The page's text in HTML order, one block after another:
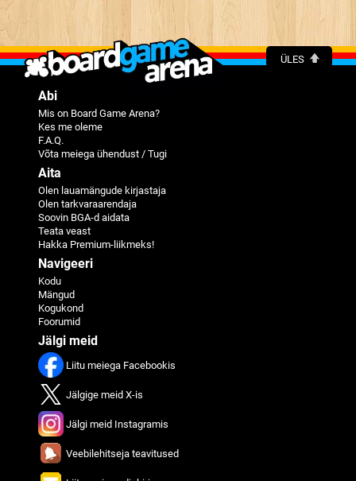
ÜLES
Abi
Mis on Board Game Arena?
Kes me oleme
F.A.Q.
Võta meiega ühendust / Tugi
Aita
Olen lauamängude kirjastaja
Olen tarkvaraarendaja
Soovin BGA-d aidata
Teata veast
Hakka Premium-liikmeks!
Navigeeri
Kodu
Mängud
Kogukond
Foorumid
Jälgi meid
Liitu meiega Facebookis
Jälgige meid X-is
Jälgi meid Instagramis
Veebilehitseja teavitused